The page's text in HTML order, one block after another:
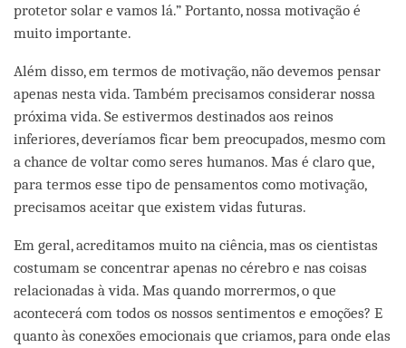
protetor solar e vamos lá.” Portanto, nossa motivação é
muito importante.
Além disso, em termos de motivação, não devemos pensar
apenas nesta vida. Também precisamos considerar nossa
próxima vida. Se estivermos destinados aos reinos
inferiores, deveríamos ficar bem preocupados, mesmo com
a chance de voltar como seres humanos. Mas é claro que,
para termos esse tipo de pensamentos como motivação,
precisamos aceitar que existem vidas futuras.
Em geral, acreditamos muito na ciência, mas os cientistas
costumam se concentrar apenas no cérebro e nas coisas
relacionadas à vida. Mas quando morrermos, o que
acontecerá com todos os nossos sentimentos e emoções? E
quanto às conexões emocionais que criamos, para onde elas